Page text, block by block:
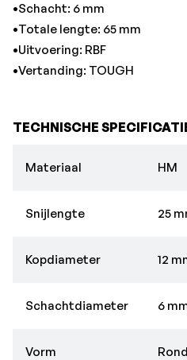
•Schacht: 6 mm
•Totale lengte: 65 mm
•Uitvoering: RBF
•Vertanding: TOUGH
TECHNISCHE
Materiaal HM
Snijlengte 25
Kopdiameter 12
Schachtdiameter 6
Vorm